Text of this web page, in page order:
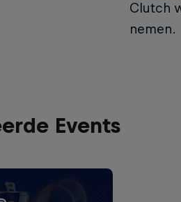
Clutch
nemen.
Events